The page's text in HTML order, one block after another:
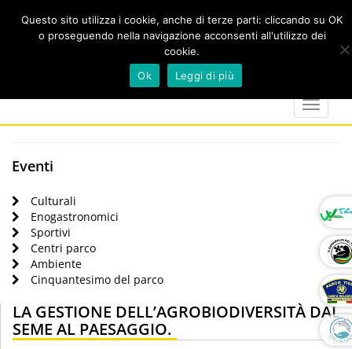
marker
calendar
Toggle
Eventi
Culturali
Enogastronomici
Sportivi
Centri parco
Ambiente
Cinquantesimo del parco
LA GESTIONE DELL’AGROBIODIVERSITÀ DAL
SEME AL PAESAGGIO.
Questo sito utilizza i cookie, anche di terze parti: cliccando su OK
o proseguendo nella navigazione acconsenti all'utilizzo dei
cookie.
Ok
Leggi di più